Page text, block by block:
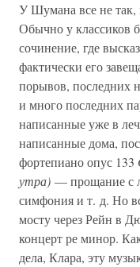
У Шумана все не так,
Обычно у классиков
сочинение, где
фактически его
порывов, последних
и много последних
написанные уже в
написанные дома,
фортепиано опус 133
утра) — прощание с
симфония и т. д. Но
мосту через Рейн в
концерт ре минор.
дела, Клара, эту